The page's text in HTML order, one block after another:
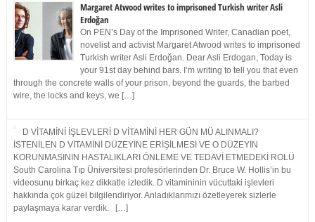
Margaret Atwood writes to imprisoned Turkish writer Asli
Erdoğan
On PEN’s Day of the Imprisoned Writer, Canadian poet,
novelist and activist Margaret Atwood writes to imprisoned
Turkish writer Asli Erdoğan. Dear Asli Erdogan, Today is
your 91st day behind bars. I’m writing to tell you that even
through the concrete walls of your prison, beyond the guards, the barbed
wire, the locks and keys, we […]
D VİTAMİNİ İŞLEVLERİ D VİTAMİNİ HER GÜN MÜ ALINMALI?
İSTENİLEN D VİTAMİNİ DÜZEYİNE ERİŞİLMESİ VE O DÜZEYİN
KORUNMASININ HASTALIKLARI ÖNLEME VE TEDAVİ ETMEDEKİ ROLÜ
South Carolina Tıp Üniversitesi profesörlerinden Dr. Bruce W. Hollis’in bu
videosunu birkaç kez dikkatle izledik. D vitamininin vücuttaki işlevleri
hakkında çok güzel bilgilendiriyor. Anladıklarımızı özetleyerek sizlerle
paylaşmaya karar verdik. […]